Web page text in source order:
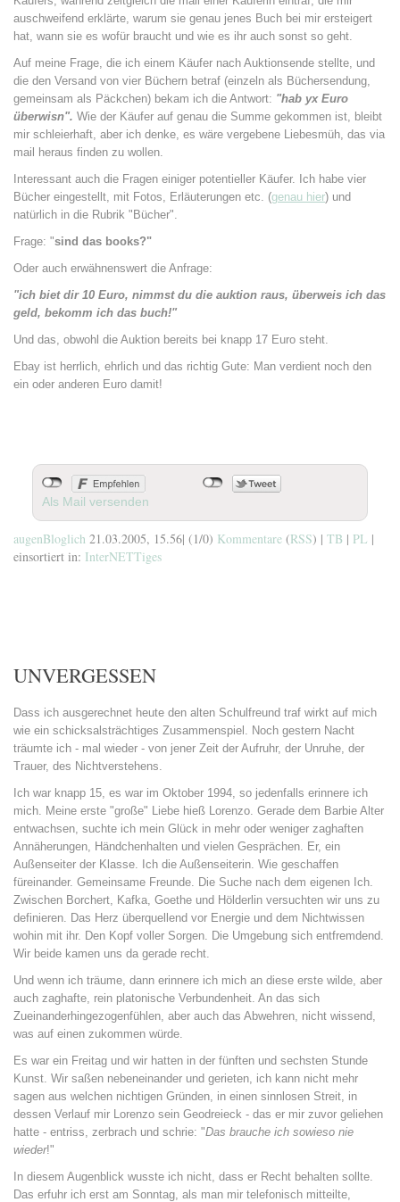
auschweifend erklärte, warum sie genau jenes Buch bei mir ersteigert
hat, wann sie es wofür braucht und wie es ihr auch sonst so geht.
Auf meine Frage, die ich einem Käufer nach Auktionsende stellte, und
die den Versand von vier Büchern betraf (einzeln als Büchersendung,
gemeinsam als Päckchen) bekam ich die Antwort: "hab yx Euro
überwisn". Wie der Käufer auf genau die Summe gekommen ist, bleibt
mir schleierhaft, aber ich denke, es wäre vergebene Liebesmüh, das via
mail heraus finden zu wollen.
Interessant auch die Fragen einiger potentieller Käufer. Ich habe vier
Bücher eingestellt, mit Fotos, Erläuterungen etc. (genau hier) und
natürlich in die Rubrik "Bücher".
Frage: "sind das books?"
Oder auch erwähnenswert die Anfrage:
"ich biet dir 10 Euro, nimmst du die auktion raus, überweis ich das
geld, bekomm ich das buch!"
Und das, obwohl die Auktion bereits bei knapp 17 Euro steht.
Ebay ist herrlich, ehrlich und das richtig Gute: Man verdient noch den
ein oder anderen Euro damit!
Als Mail versenden
augenBloglich 21.03.2005, 15.56| (1/0) Kommentare (RSS) | TB | PL |
einsortiert in: InterNETTiges
UNVERGESSEN
Dass ich ausgerechnet heute den alten Schulfreund traf wirkt auf mich
wie ein schicksalsträchtiges Zusammenspiel. Noch gestern Nacht
träumte ich - mal wieder - von jener Zeit der Aufruhr, der Unruhe, der
Trauer, des Nichtverstehens.
Ich war knapp 15, es war im Oktober 1994, so jedenfalls erinnere ich
mich. Meine erste "große" Liebe hieß Lorenzo. Gerade dem Barbie Alter
entwachsen, suchte ich mein Glück in mehr oder weniger zaghaften
Annäherungen, Händchenhalten und vielen Gesprächen. Er, ein
Außenseiter der Klasse. Ich die Außenseiterin. Wie geschaffen
füreinander. Gemeinsame Freunde. Die Suche nach dem eigenen Ich.
Zwischen Borchert, Kafka, Goethe und Hölderlin versuchten wir uns zu
definieren. Das Herz überquellend vor Energie und dem Nichtwissen
wohin mit ihr. Den Kopf voller Sorgen. Die Umgebung sich entfremdend.
Wir beide kamen uns da gerade recht.
Und wenn ich träume, dann erinnere ich mich an diese erste wilde, aber
auch zaghafte, rein platonische Verbundenheit. An das sich
Zueinanderhingezogenfühlen, aber auch das Abwehren, nicht wissend,
was auf einen zukommen würde.
Es war ein Freitag und wir hatten in der fünften und sechsten Stunde
Kunst. Wir saßen nebeneinander und gerieten, ich kann nicht mehr
sagen aus welchen nichtigen Gründen, in einen sinnlosen Streit, in
dessen Verlauf mir Lorenzo sein Geodreieck - das er mir zuvor geliehen
hatte - entriss, zerbrach und schrie: "Das brauche ich sowieso nie
wieder!"
In diesem Augenblick wusste ich nicht, dass er Recht behalten sollte.
Das erfuhr ich erst am Sonntag, als man mir telefonisch mitteilte,